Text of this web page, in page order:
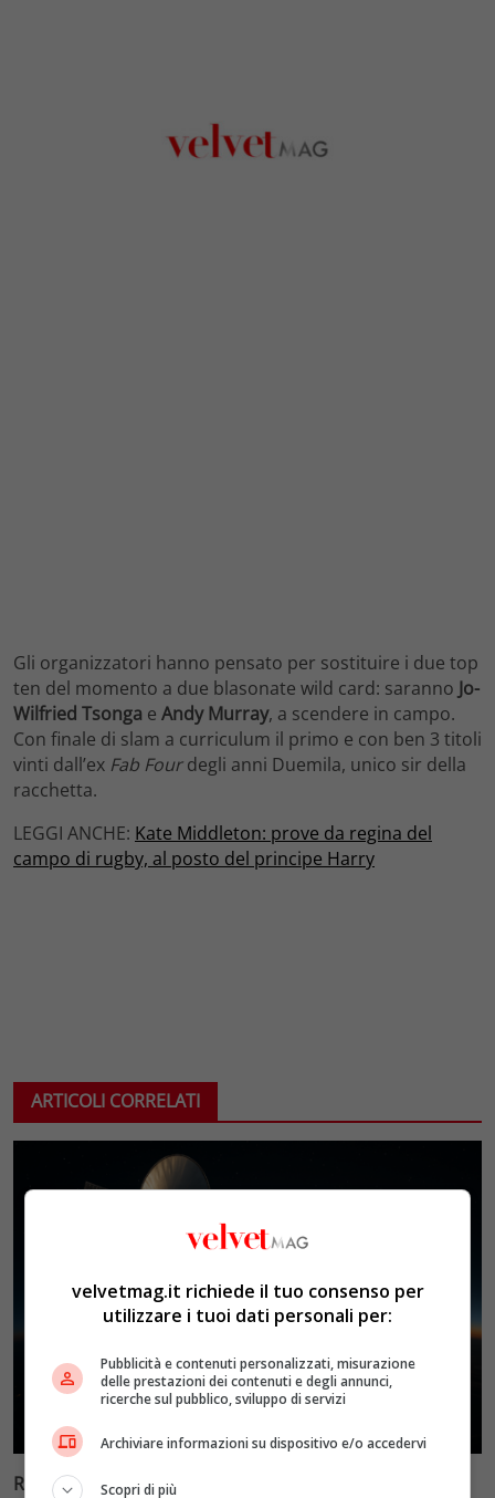
Gli organizzatori hanno pensato per sostituire i due top
ten del momento a due blasonate wild card: saranno Jo-
Wilfried Tsonga e Andy Murray, a scendere in campo.
Con finale di slam a curriculum il primo e con ben 3 titoli
vinti dall’ex Fab Fourdegli anni Duemila, unico sir della
racchetta.
LEGGI ANCHE: Kate Middleton: prove da regina del
campo di rugby, al posto del principe Harry
ARTICOLI CORRELATI
Reflect Orbital: gli specchi spaziali che promettono il
velvetmag.it richiede il tuo consenso per
utilizzare i tuoi dati personali per:
Pubblicità e contenuti personalizzati, misurazione
delle prestazioni dei contenuti e degli annunci,
ricerche sul pubblico, sviluppo di servizi
Archiviare informazioni su dispositivo e/o accedervi
Scopri di più